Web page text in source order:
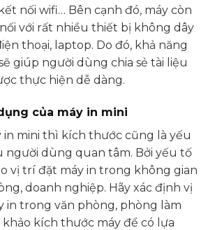
nối wifi… Bên cạnh đó, máy còn
với rất nhiều thiết bị không dây
thoại, laptop. Do đó, khả năng
giúp người dùng chia sẻ tài liệu
thực hiện dễ dàng.
của máy in mini
in mini thì kích thước cũng là yếu
người dùng quan tâm. Bởi yếu tố
vị trí đặt máy in trong không gian
doanh nghiệp. Hãy xác định vị
in trong văn phòng, phòng làm
khảo kích thước máy để có lựa